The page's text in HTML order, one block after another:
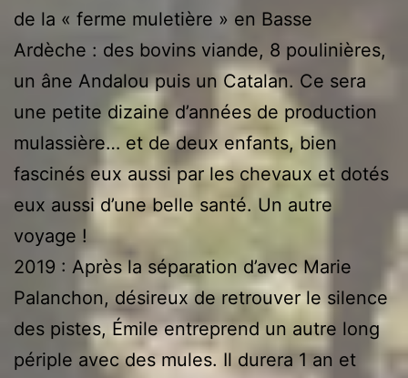
de la « ferme muletière » en Basse
Ardèche : des bovins viande, 8 poulinières,
un âne Andalou puis un Catalan. Ce sera
une petite dizaine d’années de production
mulassière… et de deux enfants, bien
fascinés eux aussi par les chevaux et dotés
eux aussi d’une belle santé. Un autre
voyage !
2019 : Après la séparation d’avec Marie
Palanchon, désireux de retrouver le silence
des pistes, Émile entreprend un autre long
périple avec des mules. Il durera 1 an et